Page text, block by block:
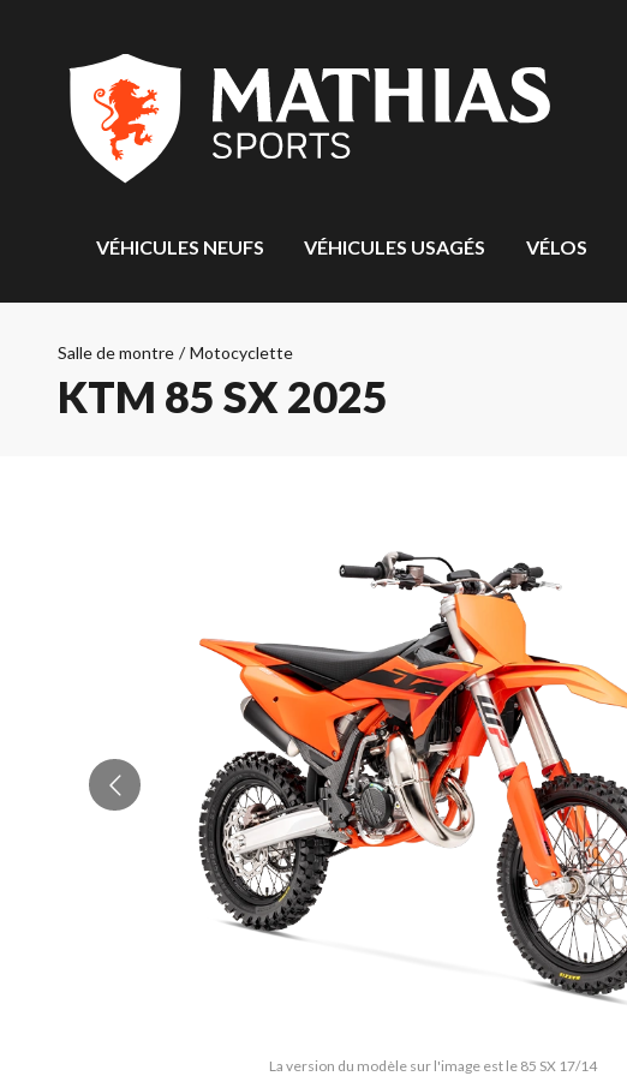
VÉHICULES NEUFS VÉHICULES USAGÉS VÉLOS
Salle de montre / Motocyclette
KTM 85 SX 2025
La version du modèle sur l'image est le 85 SX 17/14